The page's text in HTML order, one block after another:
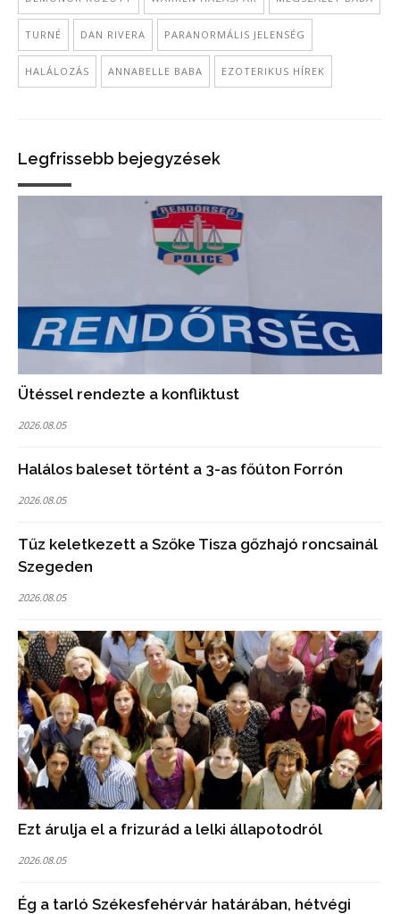
TURNÉ DAN RIVERA PARANORMÁLIS JELENSÉG
HALÁLOZÁS ANNABELLE BABA EZOTERIKUS HÍREK
Legfrissebb bejegyzések
Ütéssel rendezte a konfliktust
2026.08.05
Halálos baleset történt a 3-as főúton Forrón
2026.08.05
Tűz keletkezett a Szőke Tisza gőzhajó roncsainál
Szegeden
2026.08.05
Ezt árulja el a frizurád a lelki állapotodról
2026.08.05
Ég a tarló Székesfehérvár határában, hétvégi